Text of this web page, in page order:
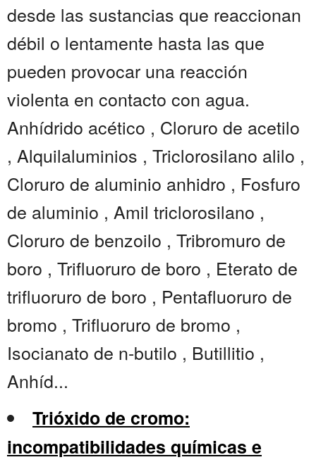
desde las sustancias que reaccionan
débil o lentamente hasta las que
pueden provocar una reacción
violenta en contacto con agua.
Anhídrido acético , Cloruro de acetilo
, Alquilaluminios , Triclorosilano alilo ,
Cloruro de aluminio anhidro , Fosfuro
de aluminio , Amil triclorosilano ,
Cloruro de benzoilo , Tribromuro de
boro , Trifluoruro de boro , Eterato de
trifluoruro de boro , Pentafluoruro de
bromo , Trifluoruro de bromo ,
Isocianato de n-butilo , Butillitio ,
Anhíd...
Trióxido de cromo:
incompatibilidades químicas e